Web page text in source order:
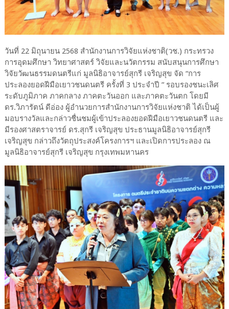
วันที่ 22 มิถุนายน 2568 สำนักงานการวิจัยแห่งชาติ(วช.) กระทรวง
การอุดมศึกษา วิทยาศาสตร์ วิจัยและนวัตกรรม สนับสนุนการศึกษา
วิจัยวัฒนธรรมดนตรีแก่ มูลนิธิอาจารย์สุกรี เจริญสุข จัด “การ
ประลองยอดฝีมือเยาวชนดนตรี ครั้งที่ 3 ประจำปี ” รอบรองชนะเลิศ
ระดับภูมิภาค ภาคกลาง ภาคตะวันออก และภาคตะวันตก โดยมี
ดร.วิภารัตน์ ดีอ่อง ผู้อำนวยการสำนักงานการวิจัยแห่งชาติ ได้เป็นผู้
มอบรางวัลและกล่าวชื่นชมผู้เข้าประลองยอดฝีมือเยาวชนดนตรี และ
มีรองศาสตราจารย์ ดร.สุกรี เจริญสุข ประธานมูลนิธิอาจารย์สุกรี
เจริญสุข กล่าวถึงวัตถุประสงค์โครงการฯ และเปิดการประลอง ณ
มูลนิธิอาจารย์สุกรี เจริญสุข กรุงเทพมหานคร